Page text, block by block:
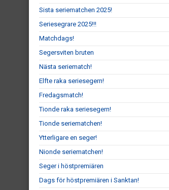
Sista seriematchen 2025!
Seriesegrare 2025!!!
Matchdags!
Segersviten bruten
Nästa seriematch!
Elfte raka seriesegern!
Fredagsmatch!
Tionde raka seriesegern!
Tionde seriematchen!
Ytterligare en seger!
Nionde seriematchen!
Seger i höstpremiären
Dags för höstpremiären i Sanktan!